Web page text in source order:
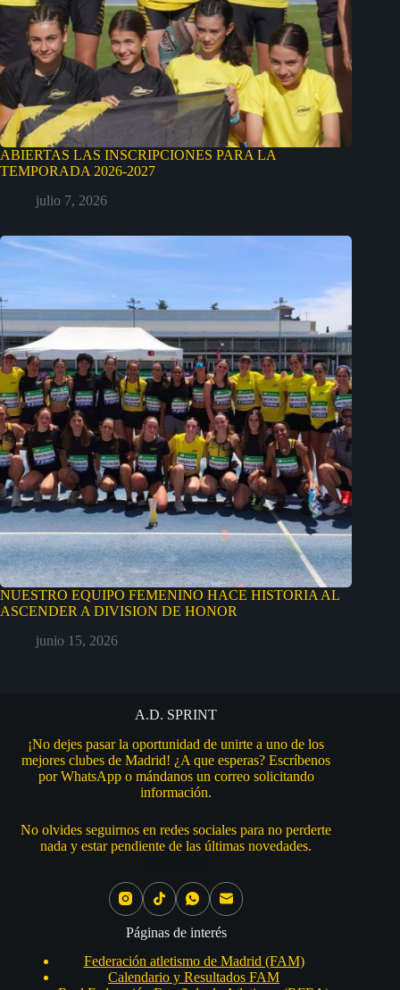
ABIERTAS LAS INSCRIPCIONES PARA LA
TEMPORADA 2026-2027
julio 7, 2026
NUESTRO EQUIPO FEMENINO HACE HISTORIA AL
ASCENDER A DIVISION DE HONOR
junio 15, 2026
A.D. SPRINT
¡No dejes pasar la oportunidad de unirte a uno de los
mejores clubes de Madrid! ¿A que esperas? Escríbenos
por WhatsApp o mándanos un correo solicitando
información.
No olvides seguirnos en redes sociales para no perderte
nada y estar pendiente de las últimas novedades.
Páginas de interés
Federación atletismo de Madrid (FAM)
Calendario y Resultados FAM